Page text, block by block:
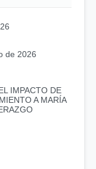
de 2026
IMPACTO DE
A MARÍA